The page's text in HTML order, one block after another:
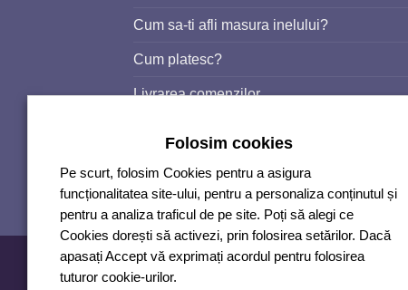
Cum sa-ti afli masura inelului?
Cum platesc?
Livrarea comenzilor
Politica de confidentialitate
Copyright 2026 ©DG COMIXT Srl
Folosim cookies
Pe scurt, folosim Cookies pentru a asigura
funcționalitatea site-ului, pentru a personaliza conținutul și
pentru a analiza traficul de pe site. Poți să alegi ce
Cookies dorești să activezi, prin folosirea setărilor. Dacă
apasați Accept vă exprimați acordul pentru folosirea
tuturor cookie-urilor.